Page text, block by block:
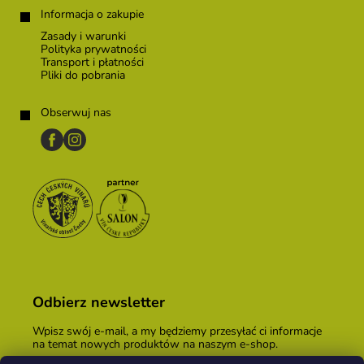
Informacja o zakupie
Zasady i warunki
Polityka prywatności
Transport i płatności
Pliki do pobrania
Obserwuj nas
Odbierz newsletter
Wpisz swój e-mail, a my będziemy przesyłać ci informacje
na temat nowych produktów na naszym e-shop.